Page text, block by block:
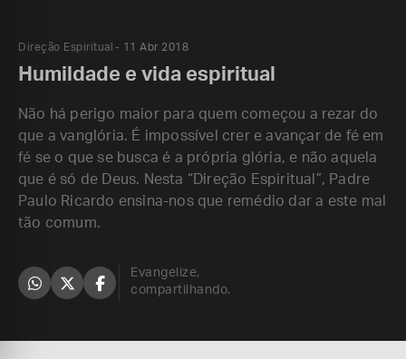
Direção Espiritual 11 Abr 2018
Humildade e vida espiritual
Não há perigo maior para quem começou a rezar do
que a vanglória. É impossível crer e avançar de fé em
fé se o que se busca é a própria glória, e não aquela
que é só de Deus. Nesta “Direção Espiritual”, Padre
Paulo Ricardo ensina-nos que remédio dar a este mal
tão comum.
Evangelize,
compartilhando.